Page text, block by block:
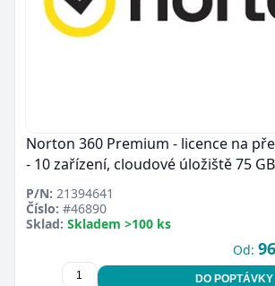
Norton 360 Premium - licence na
- 10 zařízení, cloudové úložiště 75 GB
P/N: 21394641
Číslo: #46890
Sklad: Skladem >100 ks
Od:
DO POPTÁVKY